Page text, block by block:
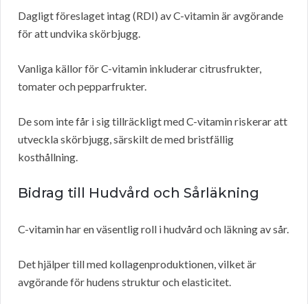
Dagligt föreslaget intag (RDI) av C-vitamin är avgörande
för att undvika skörbjugg.
Vanliga källor för C-vitamin inkluderar citrusfrukter,
tomater och pepparfrukter.
De som inte får i sig tillräckligt med C-vitamin riskerar att
utveckla skörbjugg, särskilt de med bristfällig
kosthållning.
Bidrag till Hudvård och Sårläkning
C-vitamin har en väsentlig roll i hudvård och läkning av sår.
Det hjälper till med kollagenproduktionen, vilket är
avgörande för hudens struktur och elasticitet.